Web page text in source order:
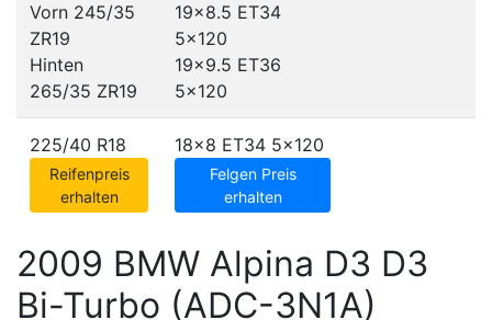
Vorn 245/35
ZR19
Hinten
265/35 ZR19
19x8.5 ET34
5x120
19x9.5 ET36
5x120
225/40 R18
Reifenpreis
erhalten
18x8 ET34 5x120
Felgen Preis
erhalten
2009 BMW Alpina D3 D3
Bi-Turbo (ADC-3N1A)